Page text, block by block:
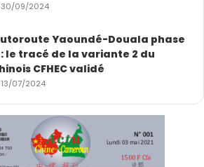
30/09/2024
Yaoundé-Douala phase
: le tracé de la variante 2 du
CFHEC validé
13/07/2024